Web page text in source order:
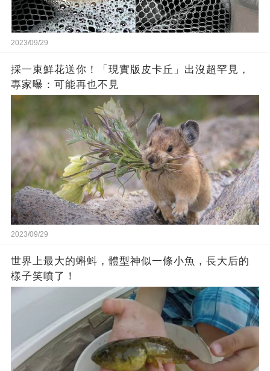
2023/09/29
採一束鮮花送你！「現實版皮卡丘」出沒超罕見，
專家曝：可能再也不見
2023/09/29
世界上最大的蝌蚪，體型神似一條小魚，長大后的
樣子笑噴了！